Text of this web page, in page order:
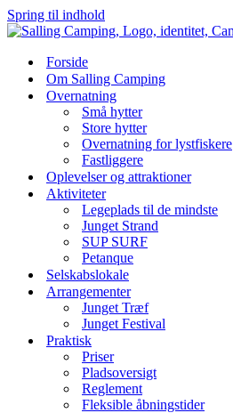
Spring til indhold
Forside
Om Salling Camping
Overnatning
Små hytter
Store hytter
Overnatning for lystfiskere
Fastliggere
Oplevelser og attraktioner
Aktiviteter
Legeplads til de mindste
Junget Strand
SUP SURF
Petanque
Selskabslokale
Arrangementer
Junget Træf
Junget Festival
Praktisk
Priser
Pladsoversigt
Reglement
Fleksible åbningstider